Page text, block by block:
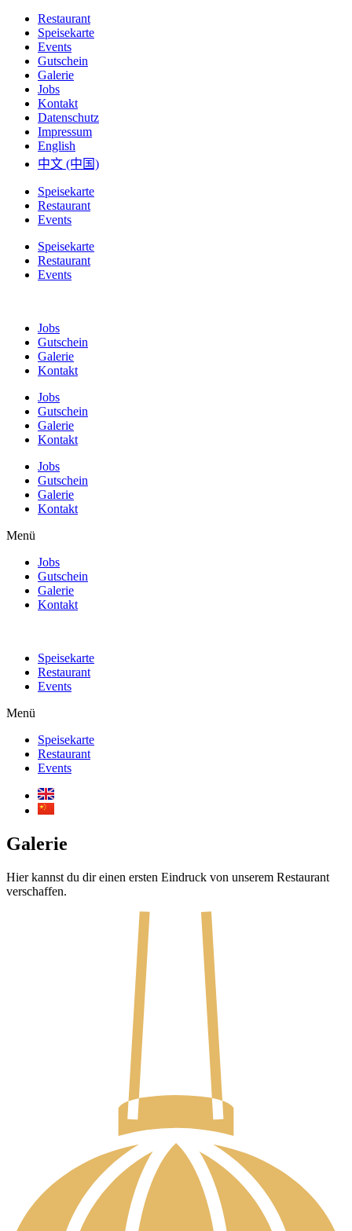
Restaurant
Speisekarte
Events
Gutschein
Galerie
Jobs
Kontakt
Datenschutz
Impressum
English
中文 (中国)
Speisekarte
Restaurant
Events
Speisekarte
Restaurant
Events
Jobs
Gutschein
Galerie
Kontakt
Jobs
Gutschein
Galerie
Kontakt
Jobs
Gutschein
Galerie
Kontakt
Menü
Jobs
Gutschein
Galerie
Kontakt
Speisekarte
Restaurant
Events
Menü
Speisekarte
Restaurant
Events
Galerie
Hier kannst du dir einen ersten Eindruck von unserem Restaurant
verschaffen.